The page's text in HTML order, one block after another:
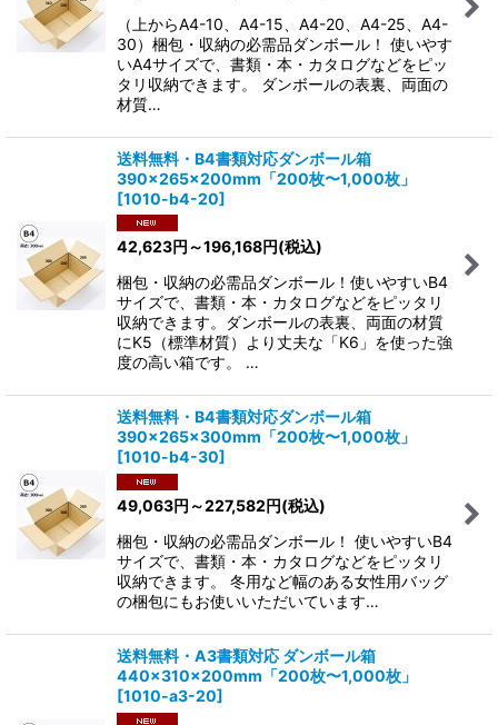
（上からA4-10、A4-15、A4-20、A4-25、A4-
30）梱包・収納の必需品ダンボール！ 使いやす
いA4サイズで、書類・本・カタログなどをピッ
タリ収納できます。 ダンボールの表裏、両面の
材質…
送料無料・B4書類対応ダンボール箱
390×265×200mm「200枚〜1,000枚」
[1010-b4-20]
42,623円 ～196,168円(税込)
梱包・収納の必需品ダンボール！使いやすいB4
サイズで、書類・本・カタログなどをピッタリ
収納できます。ダンボールの表裏、両面の材質
にK5（標準材質）より丈夫な「K6」を使った強
度の高い箱です。 …
送料無料・B4書類対応ダンボール箱
390×265×300mm「200枚〜1,000枚」
[1010-b4-30]
49,063円 ～227,582円(税込)
梱包・収納の必需品ダンボール！ 使いやすいB4
サイズで、書類・本・カタログなどをピッタリ
収納できます。 冬用など幅のある女性用バッグ
の梱包にもお使いいただいています…
送料無料・A3書類対応 ダンボール箱
440×310×200mm「200枚〜1,000枚」
[1010-a3-20]